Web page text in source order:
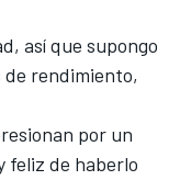
así que supongo
rendimiento,
por un
feliz de haberlo